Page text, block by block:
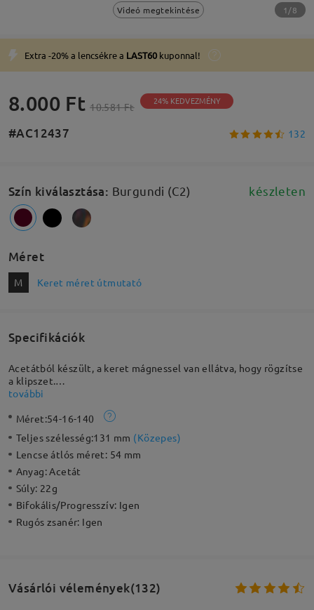
Videó megtekintése 1/8
Extra -20% a lencsékre a LAST60 kuponnal!
8.000 Ft 10.581 Ft 24% KEDVEZMÉNY
#AC12437 132
Szín kiválasztása: Burgundi (C2) készleten
Méret
M Keret méret útmutató
Specifikációk
Acetátból készült, a keret mágnessel van ellátva, hogy rögzítse
a klipszet.
Jellemzők: Olyan szemüveg, amelyet többféle használatra
napszemüveg közötti gyors váltást. A lencsék anti-kék fény
lencsékké is átalakíthatók.
Megjegyzés: Ez a termék nem alkalmas magas dioptriás
lencsékhez, pl.: +400/-600 vagy annál magasabb. A kényelmes
viselet érdekében a magas dioptriákat magasabb indexekkel
kell párosítani.
további
Méret:54-16-140
Teljes szélesség:131 mm (Közepes)
Lencse átlós méret: 54 mm
Anyag:Acetát
Súly: 22g
Bifokális/Progresszív: Igen
Rugós zsanér: Igen
Vásárlói vélemények(132)